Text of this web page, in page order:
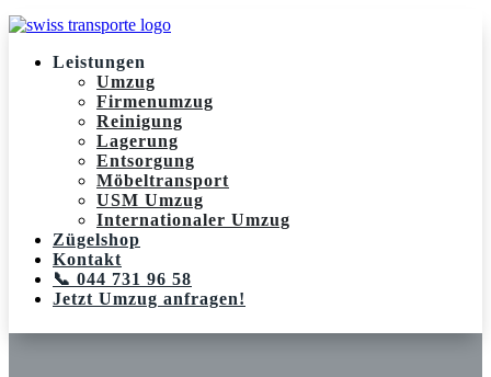
Leistungen
Umzug
Firmenumzug
Reinigung
Lagerung
Entsorgung
Möbeltransport
USM Umzug
Internationaler Umzug
Zügelshop
Kontakt
📞 044 731 96 58
Jetzt Umzug anfragen!